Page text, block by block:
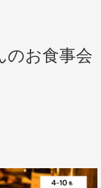
のお食事会